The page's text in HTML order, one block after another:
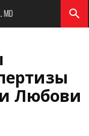
Любови